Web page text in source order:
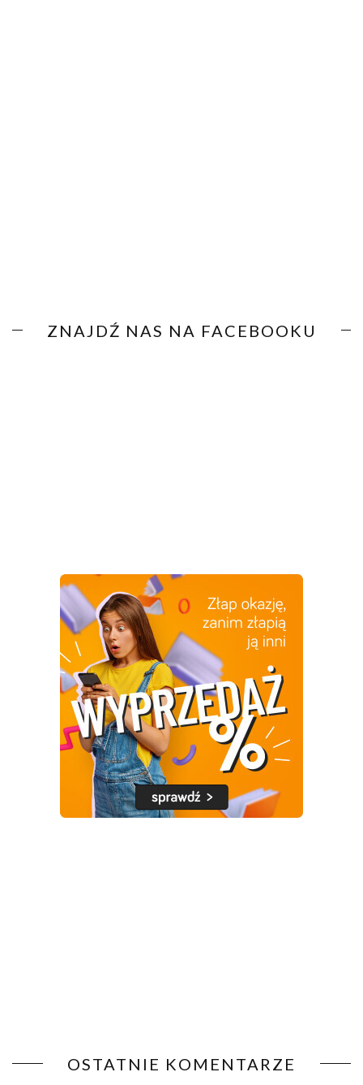
ZNAJDŹ NAS NA FACEBOOKU
OSTATNIE KOMENTARZE